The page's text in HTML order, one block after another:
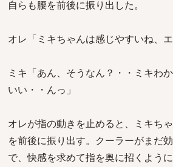
自らも腰を前後に振り出した。
オレ「ミキちゃんは感じやすいね、
ミキ「あん、そうなん？・・ミキわ
いい・・んっ」
オレが指の動きを止めると、ミキち
を前後に振り出す。クーラーがまだ
で、快感を求めて指を奥に招くよう